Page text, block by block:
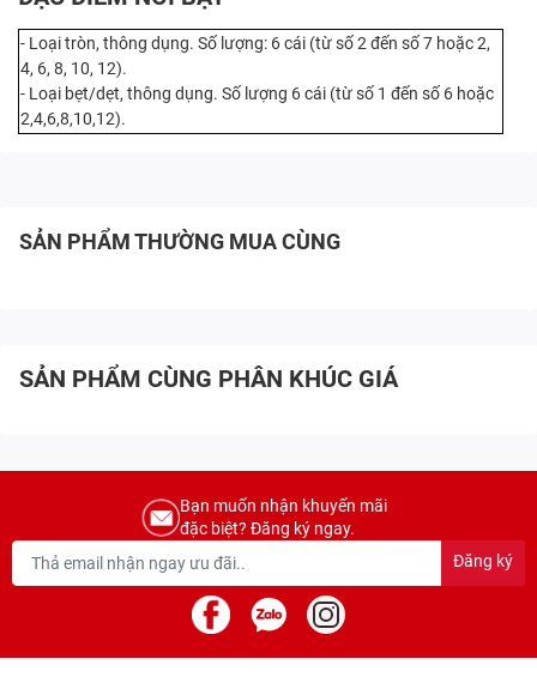
- Loại tròn, thông dụng. Số lượng: 6 cái (từ số 2 đến số 7 hoặc 2,
4, 6, 8, 10, 12).
- Loại bẹt/dẹt, thông dụng. Số lượng 6 cái (từ số 1 đến số 6 hoặc
2,4,6,8,10,12).
SẢN PHẨM THƯỜNG MUA CÙNG
SẢN PHẨM CÙNG PHÂN KHÚC GIÁ
Bạn muốn nhận khuyến mãi
đặc biệt? Đăng ký ngay.
Đăng ký